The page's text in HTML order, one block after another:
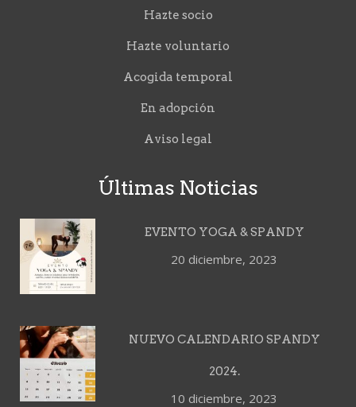
Hazte socio
Hazte voluntario
Acogida temporal
En adopción
Aviso legal
Últimas Noticias
EVENTO YOGA & SPANDY
20 diciembre, 2023
NUEVO CALENDARIO SPANDY
2024.
10 diciembre, 2023